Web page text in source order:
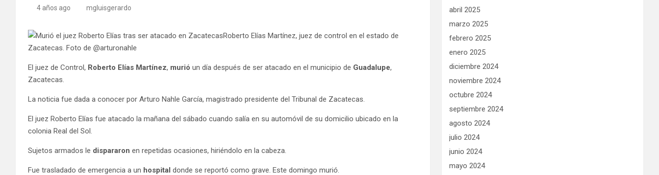
4 años ago mgluisgerardo
Roberto Elías Martínez, juez de control en el estado de
Zacatecas. Foto de @arturonahle
El juez de Control, Roberto Elías Martínez, murió un día después de ser atacado en el municipio de Guadalupe,
Zacatecas.
La noticia fue dada a conocer por Arturo Nahle García, magistrado presidente del Tribunal de Zacatecas.
El juez Roberto Elías fue atacado la mañana del sábado cuando salía en su automóvil de su domicilio ubicado en la
colonia Real del Sol.
Sujetos armados le dispararon en repetidas ocasiones, hiriéndolo en la cabeza.
Fue trasladado de emergencia a un hospital donde se reportó como grave. Este domingo murió.
abril 2025
marzo 2025
febrero 2025
enero 2025
diciembre 2024
noviembre 2024
octubre 2024
septiembre 2024
agosto 2024
julio 2024
junio 2024
mayo 2024